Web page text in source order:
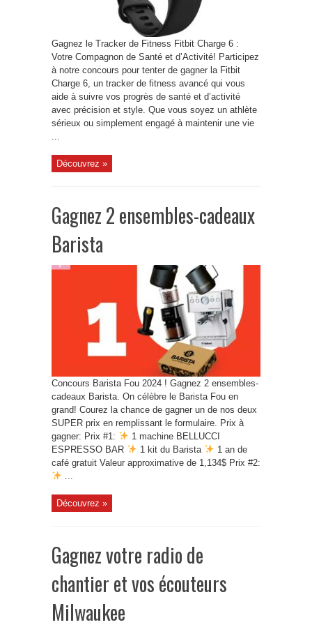
Gagnez le Tracker de Fitness Fitbit Charge 6 :
Votre Compagnon de Santé et d’Activité! Participez
à notre concours pour tenter de gagner la Fitbit
Charge 6, un tracker de fitness avancé qui vous
aide à suivre vos progrès de santé et d’activité
avec précision et style. Que vous soyez un athlète
sérieux ou simplement engagé à maintenir une vie
...
Découvrez »
Gagnez 2 ensembles-cadeaux
Barista
Concours Barista Fou 2024 ! Gagnez 2 ensembles-
cadeaux Barista. On célèbre le Barista Fou en
grand! Courez la chance de gagner un de nos deux
SUPER prix en remplissant le formulaire. Prix à
gagner: Prix #1:
1 machine BELLUCCI
ESPRESSO BAR
1 kit du Barista
1 an de
café gratuit Valeur approximative de 1,134$ Prix #2:
...
Découvrez »
Gagnez votre radio de
chantier et vos écouteurs
Milwaukee